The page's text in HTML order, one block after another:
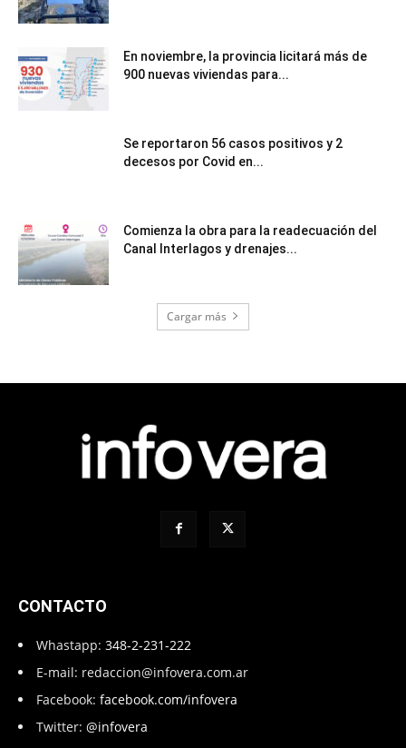
En noviembre, la provincia licitará más de
900 nuevas viviendas para...
Se reportaron 56 casos positivos y 2
decesos por Covid en...
Comienza la obra para la readecuación del
Canal Interlagos y drenajes...
Cargar más
CONTACTO
Whastapp: 348-2-231-222
E-mail: redaccion@infovera.com.ar
Facebook: facebook.com/infovera
Twitter: @infovera